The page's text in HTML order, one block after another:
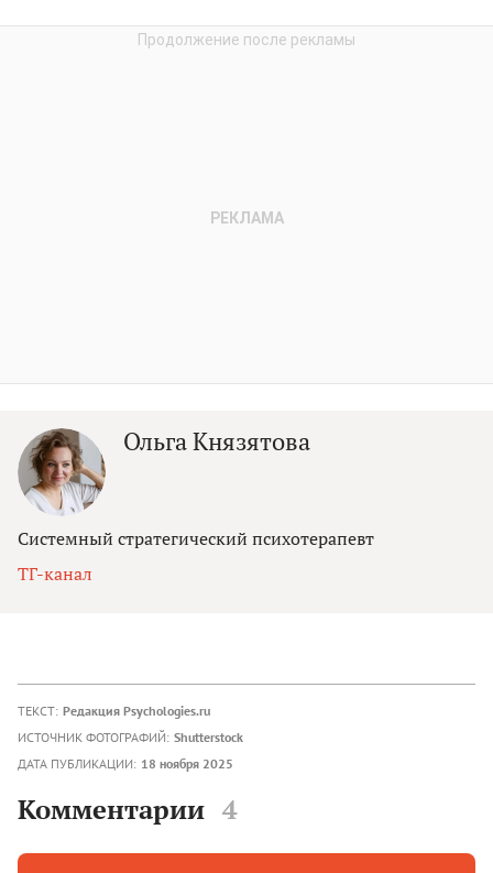
Ольга Князятова
Системный стратегический психотерапевт
ТГ-канал
ТЕКСТ: Редакция Psychologies.ru
ИСТОЧНИК ФОТОГРАФИЙ: Shutterstock
ДАТА ПУБЛИКАЦИИ: 18 ноября 2025
Комментарии 4